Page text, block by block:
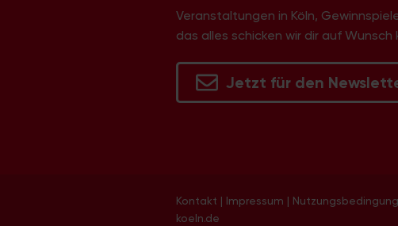
Veranstaltungen in Köln,
das alles schicken wir dir auf Wunsch
Jetzt für den
Kontakt | Impressum |
koeln.de